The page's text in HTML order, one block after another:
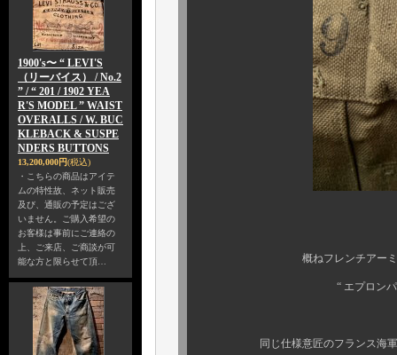
1900's〜 “ LEVI'S
（リーバイス） / No.2
” / “ 201 / 1902 YEA
R'S MODEL ” WAIST
OVERALLS / W. BUC
KLEBACK & SUSPE
NDERS BUTTONS
13,200,000円(税込)
・こちらの商品はアイテ
ムの特性故、ネット販売
及び、通販の予定はござ
いません。ご購入希望の
お客様は事前にご連絡の
上、ご来店、ご商談が可
能な方と限らせて頂…
概ねフレンチアーミーの “ モ
“ エプロンパンツ ” でも
同じ仕様意匠のフランス海軍のデ